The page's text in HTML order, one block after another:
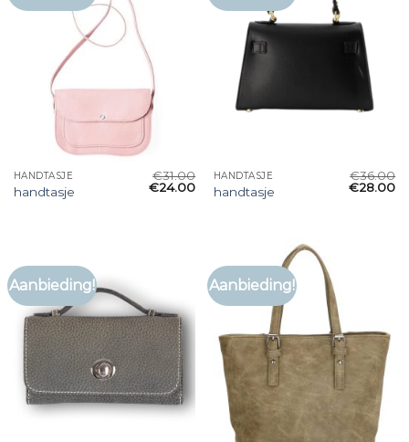
HANDTASJE
handtasje
€31.00
€24.00
HANDTASJE
handtasje
€36.00
€28.00
Aanbieding! Aanbieding!